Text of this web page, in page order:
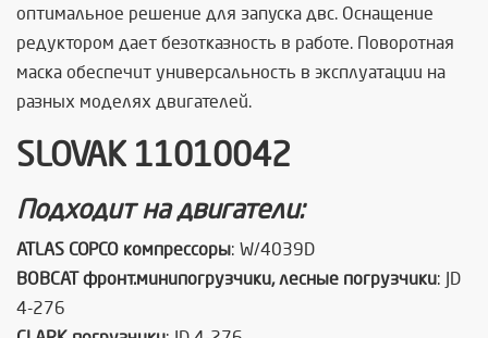
оптимальное решение для запуска двс. Оснащение
редуктором дает безотказность в работе. Поворотная
маска обеспечит универсальность в эксплуатации на
разных моделях двигателей.
SLOVAK 11010042
Подходит на двигатели:
ATLAS COPCO компрессоры: W/4039D
BOBCAT фронт.минипогрузчики, лесные погрузчики: JD
4-276